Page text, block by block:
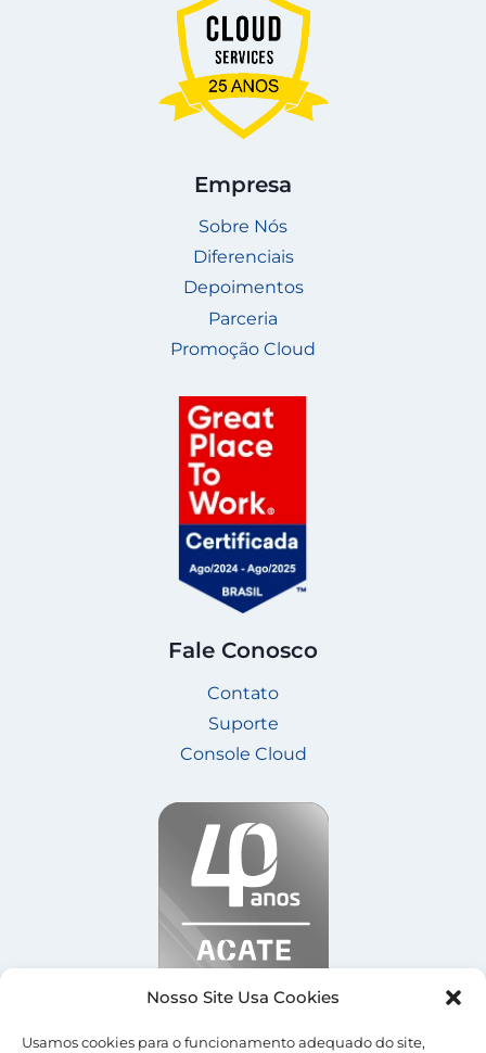
Nosso Site Usa Cookies
Usamos cookies para o funcionamento adequado do site,
Empresa
Sobre Nós
Diferenciais
Depoimentos
Parceria
Promoção Cloud
Fale Conosco
Contato
Suporte
Console Cloud